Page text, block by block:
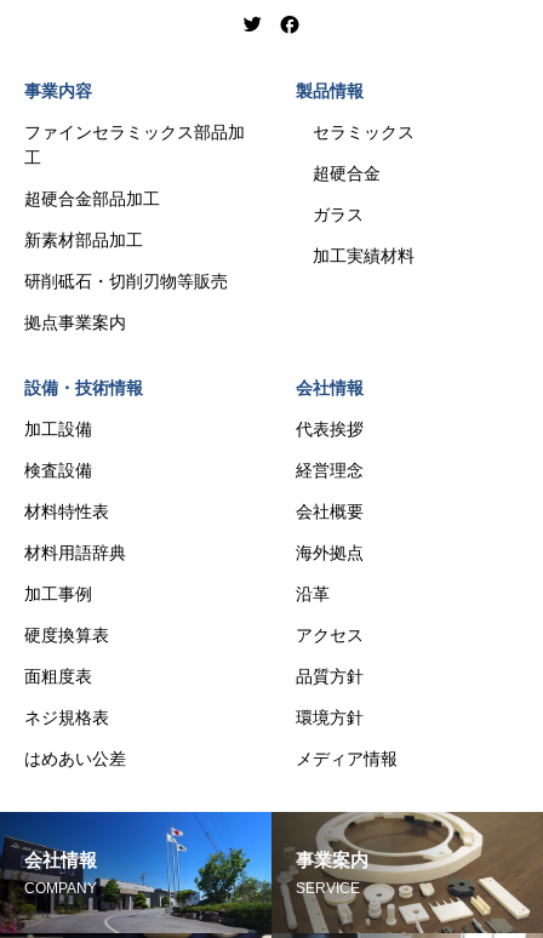
事業内容
ファインセラミックス部品加
工
超硬合金部品加工
新素材部品加工
研削砥石・切削刃物等販売
拠点事業案内
製品情報
セラミックス
超硬合金
ガラス
加工実績材料
設備・技術情報
加工設備
検査設備
材料特性表
材料用語辞典
加工事例
硬度換算表
面粗度表
ネジ規格表
はめあい公差
会社情報
代表挨拶
経営理念
会社概要
海外拠点
沿革
アクセス
品質方針
環境方針
メディア情報
会社情報
COMPANY
事業案内
SERVICE